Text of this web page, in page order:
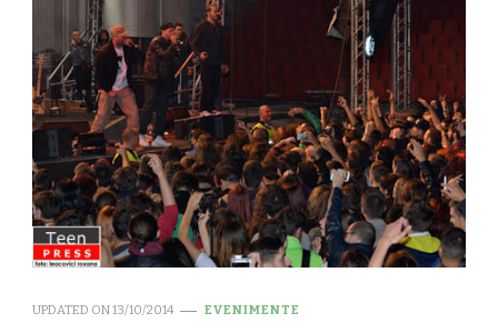
UPDATED ON13/10/2014 EVENIMENTE